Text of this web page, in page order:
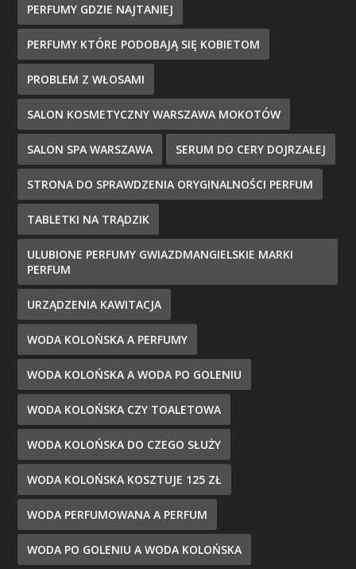
PERFUMY GDZIE NAJTANIEJ
PERFUMY KTÓRE PODOBAJĄ SIĘ KOBIETOM
PROBLEM Z WŁOSAMI
SALON KOSMETYCZNY WARSZAWA MOKOTÓW
SALON SPA WARSZAWA SERUM DO CERY DOJRZAŁEJ
STRONA DO SPRAWDZENIA ORYGINALNOŚCI PERFUM
TABLETKI NA TRĄDZIK
ULUBIONE PERFUMY GWIAZDMANGIELSKIE MARKI
PERFUM
URZĄDZENIA KAWITACJA
WODA KOLOŃSKA A PERFUMY
WODA KOLOŃSKA A WODA PO GOLENIU
WODA KOLOŃSKA CZY TOALETOWA
WODA KOLOŃSKA DO CZEGO SŁUŻY
WODA KOLOŃSKA KOSZTUJE 125 ZŁ
WODA PERFUMOWANA A PERFUM
WODA PO GOLENIU A WODA KOLOŃSKA